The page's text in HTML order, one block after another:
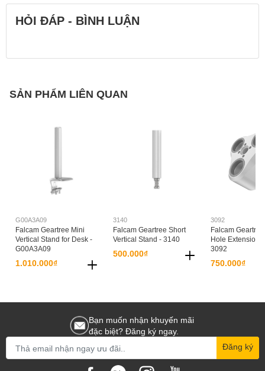
HỎI ĐÁP - BÌNH LUẬN
SẢN PHẨM LIÊN QUAN
G00A3A09
Falcam Geartree Mini
Vertical Stand for Desk -
G00A3A09
1.010.000₫
3140
Falcam Geartree Short
Vertical Stand - 3140
500.000₫
3092
Falcam
Hole Extension
3092
750.000₫
Bạn muốn nhận khuyến mãi
đặc biệt? Đăng ký ngay.
Đăng ký